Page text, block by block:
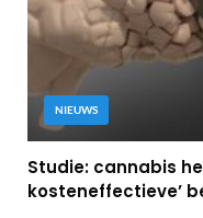
NIEUWS
Studie: cannabis
kosteneffectieve’